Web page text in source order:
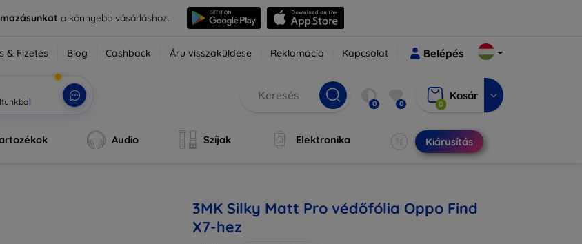
a könnyebb vásárláshoz.
& Fizetés Blog Cashback Áru visszaküldése Reklamáció Kapcsolat Belépés
0 0 0
Kosár
Audio Szíjak Elektronika Kiárusítás
3MK Silky Matt Pro védőfólia Oppo Find
X7-hez